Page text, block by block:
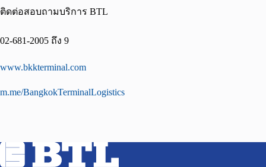
ติดต่อสอบถามบริการ BTL
02-681-2005 ถึง 9
www.bkkterminal.com
m.me/BangkokTerminalLogistics